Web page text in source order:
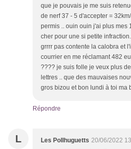
que je pouvais je me suis
de nerf 37 - 5 d'accepter =
permis .. ouin ouin j'ai plus mes
cher pour une si petite
grrrr pas contente la calobra et
courrier en me réclamant 482
???? je suis folle je veux plus
lettres .. que des mauvaises
gros bizou et bon lundi à toi ma
Répondre
L Les Pollhuguetts 20/06/2022